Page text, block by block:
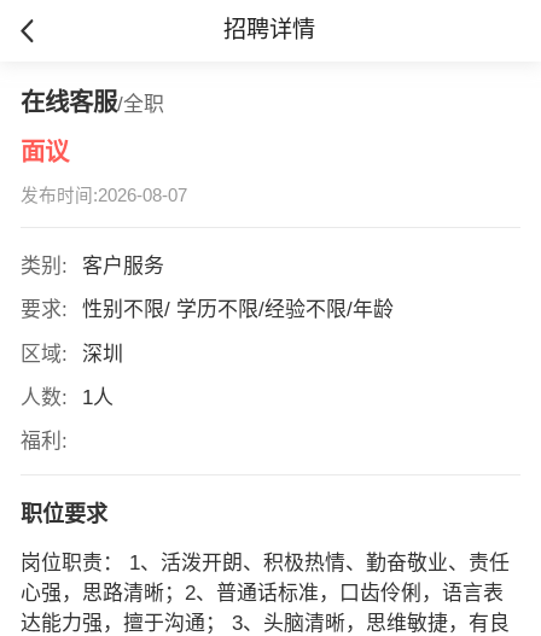
招聘详情
在线客服/全职
面议
发布时间:2026-08-07
类别:
客户服务
要求:
性别不限/ 学历不限/经验不限/年龄
区域:
深圳
人数:
1人
福利:
职位要求
岗位职责： 1、活泼开朗、积极热情、勤奋敬业、责任
心强，思路清晰；2、普通话标准，口齿伶俐，语言表
达能力强，擅于沟通； 3、头脑清晰，思维敏捷，有良